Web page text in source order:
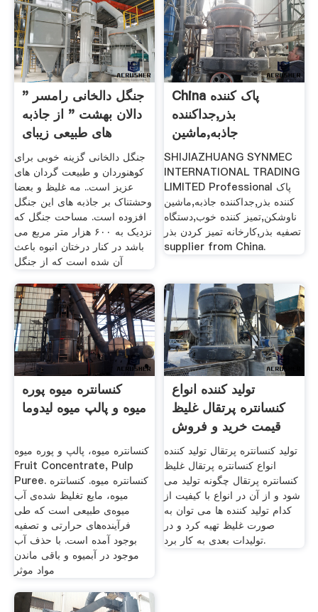
جنگل دالخانی رامسر "
دالان بهشت " از جاذبه
های طبیعی زیبای
جنگل دالخانی گزینه خوبی برای
کوهنوردان و طبیعت گردان های
عزیز است.. مه غلیظ و بعضا
وحشتناک بر جاذبه های این جنگل
افزوده است. مساحت جنگل که
نزدیک به ۶۰۰ هزار متر مربع می
باشد در کنار درختان انبوه باعث
آن شده است که از جنگل
China پاک کننده
بذر,جداکننده
جاذبه,ماشین
ناوشکن,تمیز
SHIJIAZHUANG SYNMEC
INTERNATIONAL TRADING
LIMITED Professional پاک
کننده بذر,جداکننده جاذبه,ماشین
ناوشکن,تمیز کننده خوب,دستگاه
تصفیه بذر,کارخانه تمیز کردن بذر
supplier from China.
کنسانتره میوه پوره
میوه و پالپ میوه لیدوما
کنسانتره میوه، پالپ و پوره میوه
Fruit Concentrate, Pulp
Puree. کنسانتره میوه. کنسانتره‌
میوه، مایع تغليظ شده‌ی آب
میوه‌ی طبیعی است که طی
فرآینده‌های حرارتی و تصفیه
بوجود آمده است. با حذف آب
موجود در آبمیوه و باقی ماندن
مواد موثر
تولید کننده انواع
کنسانتره پرتقال غلیظ
قیمت خرید و فروش
تولید کنسانتره پرتقال تولید کننده
انواع کنسانتره پرتقال غلیظ
کنسانتره پرتقال چگونه تولید می
شود و از آن در انواع با کیفیت از
کدام تولید کننده ها می توان به
صورت غلیظ تهیه کرد و در
تولیدات بعدی به کار برد.